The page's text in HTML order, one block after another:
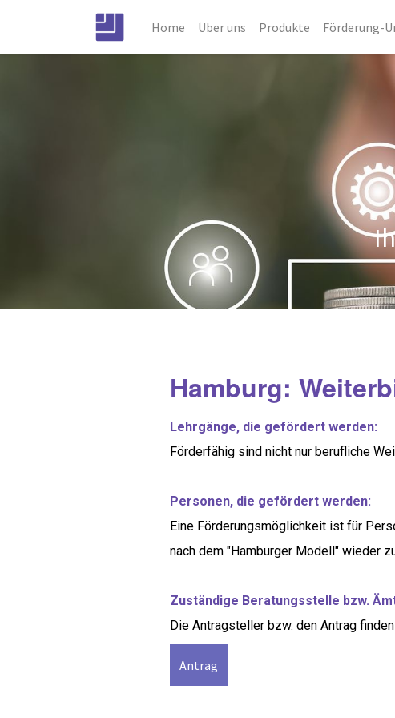
Home Über uns Produkte Förderung-
Hamburg:
Lehrgänge, die gefördert werden:
Förderfähig sind nicht nur berufliche
Personen, die gefördert werden:
Eine Förderungsmöglichkeit ist für
nach dem "Hamburger Modell" wieder
Zuständige Beratungsstelle bzw.
Die Antragsteller bzw. den Antrag
Antrag